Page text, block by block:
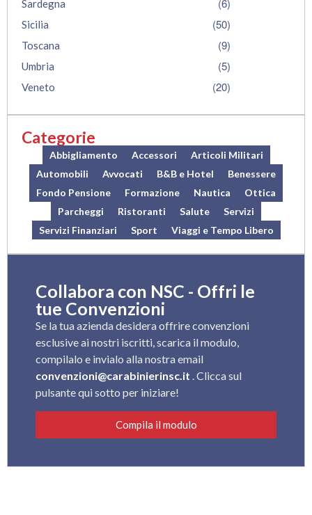
Sardegna (6)
Sicilia (50)
Toscana (9)
Umbria (5)
Veneto (20)
Categorie
Abbigliamento Accessori
Articoli Militari
Automobili
Avvocati B&B e Hotel
Benessere
Fondo Pensione
Formazione Nautica
Ottica
Parcheggi
Ristoranti Salute
Servizi
Servizi Finanziari
Sport Viaggi e Tempo Libero
Collabora con NSC - Offri le
tue Convenzioni
Se la tua azienda desidera offrire convenzioni
esclusive ai nostri iscritti, scarica il modulo,
compilalo e invialo alla nostra email
convenzioni@carabinierinsc.it . Clicca sul
pulsante qui sotto per iniziare!
Compila il modulo